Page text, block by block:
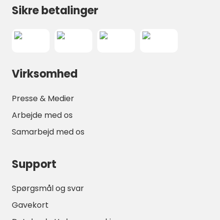
Sikre betalinger
Virksomhed
Presse & Medier
Arbejde med os
Samarbejd med os
Support
Spørgsmål og svar
Gavekort